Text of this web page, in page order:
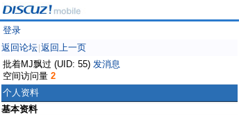
登录
返回论坛 返回上一页
批着MJ飘过 (UID: 55) 发消息
空间访问量 2
个人资料
基本资料